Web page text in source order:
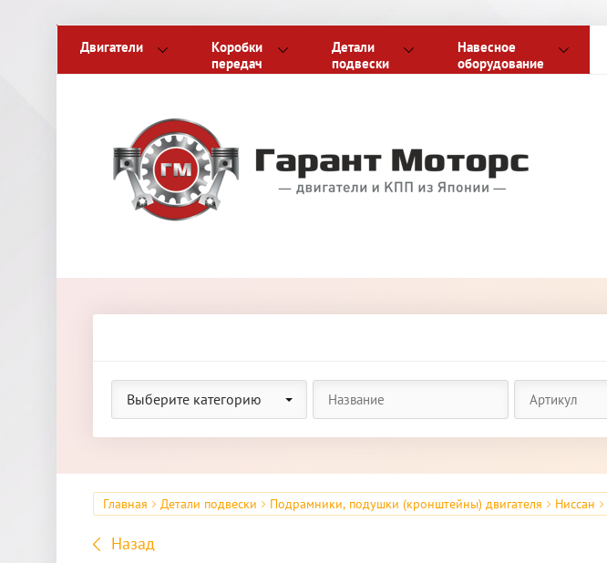
Двигатели
Коробки
передач
Детали
подвески
Навесное
оборудование
Выберите категорию
Главная Детали подвески Подрамники, подушки (кронштейны) двигателя Ниссан
Назад